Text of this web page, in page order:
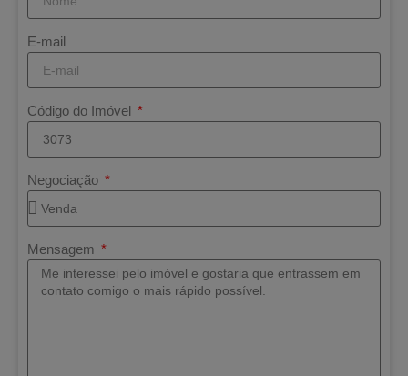
E-mail
Código do Imóvel
Negociação
Mensagem